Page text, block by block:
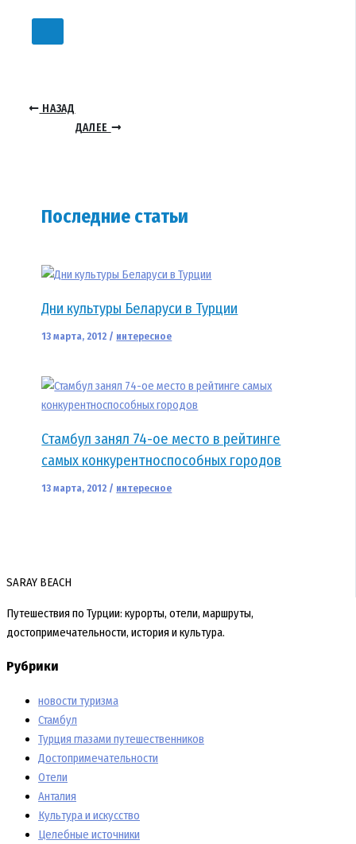
НАЗАД
ДАЛЕЕ
Последние статьи
Дни культуры Беларуси в Турции
13 марта, 2012 / интересное
Стамбул занял 74-ое место в рейтинге
самых конкурентноспособных городов
13 марта, 2012 / интересное
SARAY BEACH
Путешествия по Турции: курорты, отели, маршруты,
достопримечательности, история и культура.
Рубрики
новости туризма
Стамбул
Турция глазами путешественников
Достопримечательности
Отели
Анталия
Культура и искусство
Целебные источники